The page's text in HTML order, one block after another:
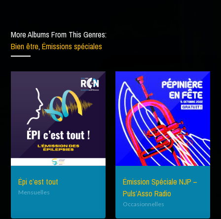
More Albums From This Genres:
Bien être,Émissions spéciales
Épi c’est tout
Mensuelles
Émission Spéciale NJP –
Puls’Asso Radio
Occasionnelles